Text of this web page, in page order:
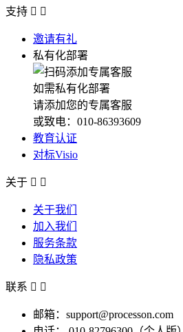
支持  
邀请有礼
私有化部署
如需私有化部署
请添加您的专属客服
或致电：010-86393609
教育认证
对标Visio
关于  
关于我们
加入我们
服务条款
隐私政策
联系  
邮箱：support@processon.com